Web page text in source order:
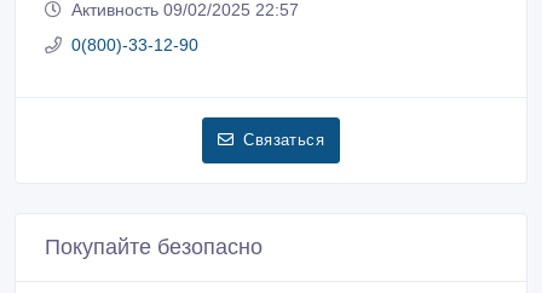
Активность 09/02/2025 22:57
0(800)-33-12-90
Связаться
Покупайте безопасно